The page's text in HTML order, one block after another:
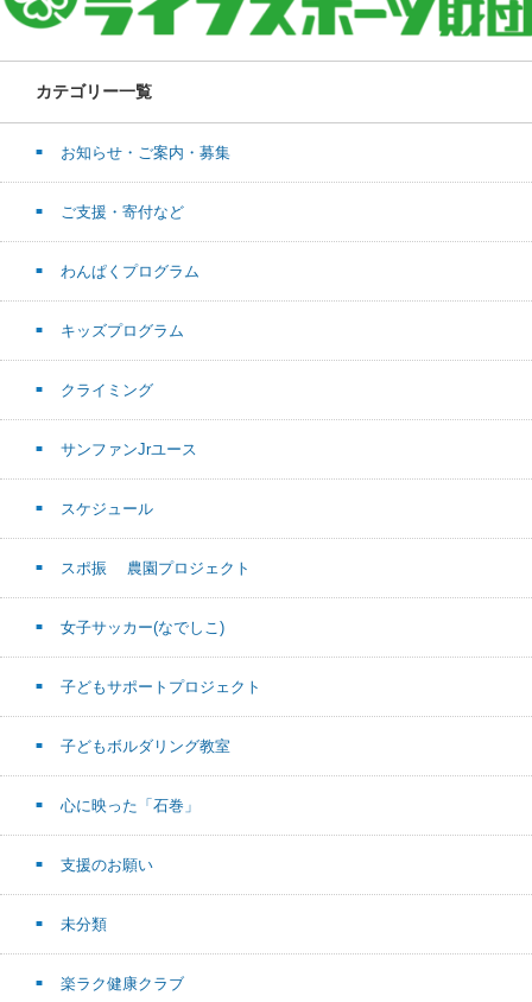
カテゴリー一覧
お知らせ・ご案内・募集
ご支援・寄付など
わんぱくプログラム
キッズプログラム
クライミング
サンファンJrユース
スケジュール
スポ振 農園プロジェクト
女子サッカー(なでしこ)
子どもサポートプロジェクト
子どもボルダリング教室
心に映った「石巻」
支援のお願い
未分類
楽ラク健康クラブ